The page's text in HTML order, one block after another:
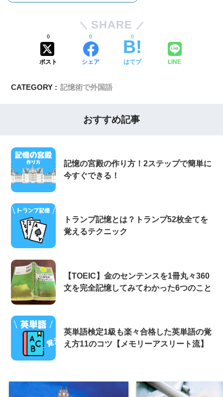
SHARE
ポスト
0
シェア
0
はてブ
0
LINE
CATEGORY : 記憶術で外国語
おすすめ記事
記憶の宮殿の作り方！2ステップで簡単に
今すぐできる！
トランプ記憶とは？トランプ52枚全てを
覚えるテクニック
【TOEIC】金のセンテンスを1冊丸々360
文を完全記憶してみてわかった6つのこと
英単語検定1級も楽々合格した英単語の覚
え方11のコツ【メモリーアスリート流】